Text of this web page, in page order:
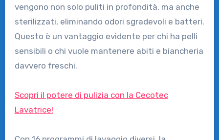
vengono non solo puliti in profondità, ma anche
sterilizzati, eliminando odori sgradevoli e batteri.
Questo è un vantaggio evidente per chi ha pelli
sensibili o chi vuole mantenere abiti e biancheria
davvero freschi.
Scopri il potere di pulizia con la Cecotec
Lavatrice!